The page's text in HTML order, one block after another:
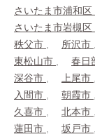
さいたま市浦和区
さいたま市岩槻区
秩父市
所沢市
東松山市
春日
深谷市
上尾市
入間市
朝霞市
久喜市
北本市
蓮田市
坂戸市